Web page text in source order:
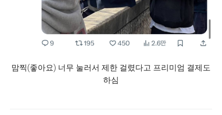
맘찍(좋아요) 너무 눌러서 제한 걸렸다고 프리미엄 결제도
하심